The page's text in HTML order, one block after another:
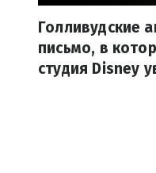
Голливудские
письмо, в
студия Disney